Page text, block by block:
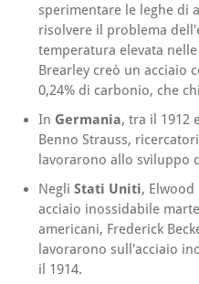
sperimentare le leghe di
risolvere il problema
temperatura elevata
Brearley creò un acciaio
0,24% di carbonio, che
In Germania, tra il 1912
Benno Strauss,
lavorarono allo sviluppo
NegliStati Uniti,
acciaio inossidabile
americani, Frederick
lavorarono sull'acciaio
il 1914.